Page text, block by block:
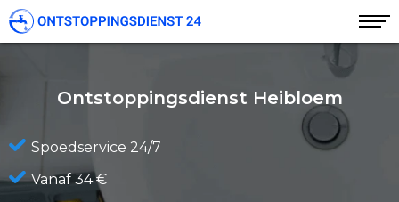
Ontstoppingsdienst Heibloem
Spoedservice 24/7
Vanaf 34 €